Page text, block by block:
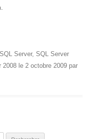
Server, SQL Server
2008 le 2 octobre 2009 par